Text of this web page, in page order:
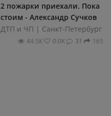
2 пожарки приехали. Пока
стоим - Александр Сучков
ДТП и ЧП | Санкт-Петербург
44.5К 0.0К 31 165